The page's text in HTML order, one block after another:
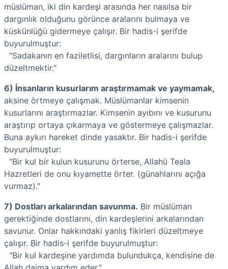
müslüman, iki din kardeşi arasında her nasılsa bir
dargınlık olduğunu görünce aralarını bulmaya ve
küskünlüğü gidermeye çalışır. Bir hadis-i şerifde
buyurulmuştur:
"Sadakanın en faziletlisi, dargınların aralarını bulup
düzeltmektir."
6) İnsanların kusurlarım araştırmamak ve yaymamak,
aksine örtmeye çalışmak. Müslümanlar kimsenin
kusurlarını araştırmazlar. Kimsenin ayıbını ve kusurunu
araştırıp ortaya çıkarmaya ve göstermeye çalışmazlar.
Buna aykırı hareket dinde yasaktır. Bir hadis-i şerifde
buyurulmuştur:
"Bir kul bir kulun kusurunu örterse, Allahü Teala
Hazretleri de onu kıyamette örter. (günahlarını açığa
vurmaz)."
7) Dostları arkalarından savunma. Bir müslüman
gerektiğinde dostlarını, din kardeşlerini arkalarından
savunur. Onlar hakkındaki yanlış fikirleri düzeltmeye
çalışır. Bir hadis-i şerifde buyurulmuştur:
"Bir kul kardeşine yardımda bulundukça, kendisine de